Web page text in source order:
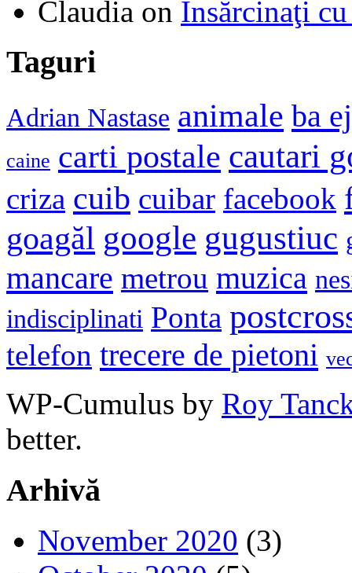
Claudia on Însărcinaţi
Taguri
Adrian Nastase animale ba
caine carti postale cautari
criza cuib cuibar facebook
goagăl google gugustiuc
mancare metrou muzica
indisciplinati Ponta
telefon trecere de pietoni
WP-Cumulus by Roy
better.
Arhivă
November 2020 (3)